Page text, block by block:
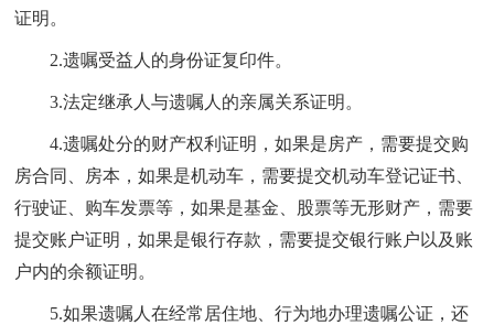
证明。
2.遗嘱受益人的身份证复印件。
3.法定继承人与遗嘱人的亲属关系证明。
4.遗嘱处分的财产权利证明，如果是房产，需要提交购
房合同、房本，如果是机动车，需要提交机动车登记证书、
行驶证、购车发票等，如果是基金、股票等无形财产，需要
提交账户证明，如果是银行存款，需要提交银行账户以及账
户内的余额证明。
5.如果遗嘱人在经常居住地、行为地办理遗嘱公证，还